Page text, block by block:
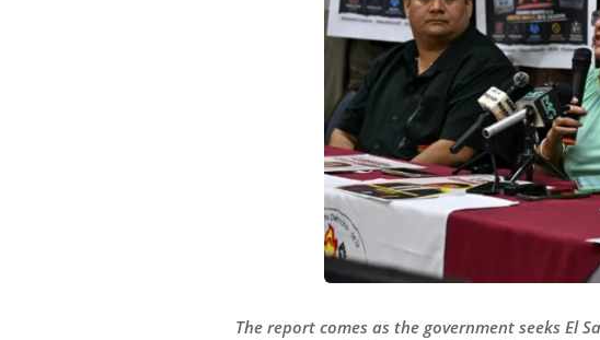
The report comes as the government seeks